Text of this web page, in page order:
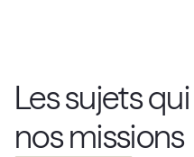
Les sujets
nos missions